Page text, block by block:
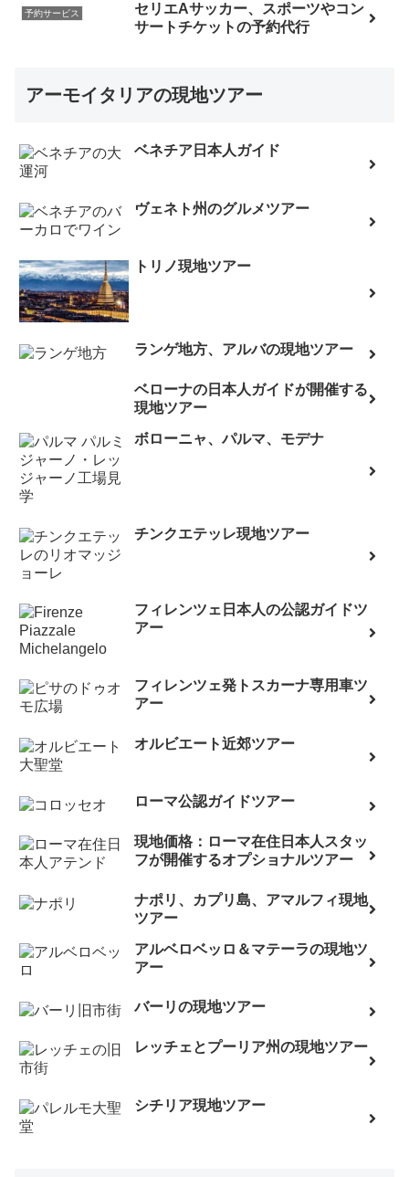
予約サービス
セリエAサッカー、スポーツやコン
サートチケットの予約代行
アーモイタリアの現地ツアー
ベネチア日本人ガイド
ヴェネト州のグルメツアー
トリノ現地ツアー
ランゲ地方、アルバの現地ツアー
ベローナの日本人ガイドが開催する
現地ツアー
ボローニャ、パルマ、モデナ
チンクエテッレ現地ツアー
フィレンツェ日本人の公認ガイドツ
アー
フィレンツェ発トスカーナ専用車ツ
アー
オルビエート近郊ツアー
ローマ公認ガイドツアー
現地価格：ローマ在住日本人スタッ
フが開催するオプショナルツアー
ナポリ、カプリ島、アマルフィ現地
ツアー
アルベロベッロ＆マテーラの現地ツ
アー
バーリの現地ツアー
レッチェとプーリア州の現地ツアー
シチリア現地ツアー